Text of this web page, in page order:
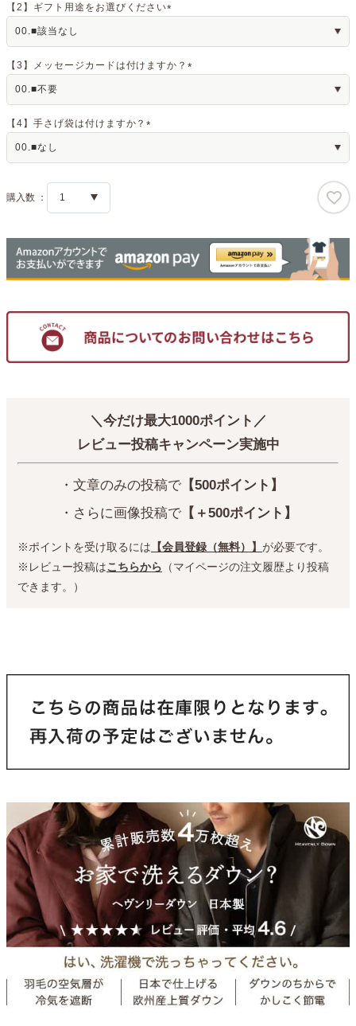
【2】ギフト用途をお選びください
須
)
【3】メッセージカードは付けますか？
須
【4】手さげ袋は付けますか？
須
＼今だけ最大1000ポイント／
レビュー投稿キャンペーン実施中
・文章のみの投稿で【500ポイント】
・さらに画像投稿で【＋500ポイント】
※ポイントを受け取るには 【会員登録（無料）】 が必要です。
※レビュー投稿はこちらから （マイページの注文履歴より投稿
できます。）